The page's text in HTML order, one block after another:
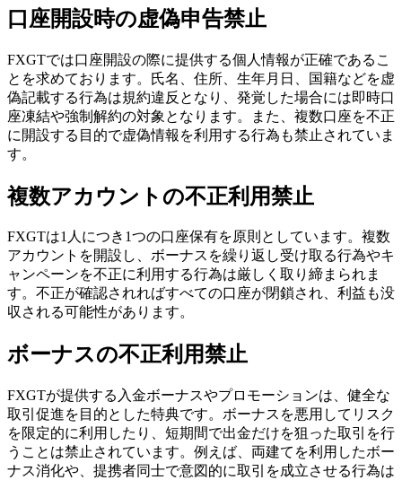
口座開設時の虚偽申告禁止
FXGTでは口座開設の際に提供する個人情報が正確であるこ
とを求めております。氏名、住所、生年月日、国籍などを虚
偽記載する行為は規約違反となり、発覚した場合には即時口
座凍結や強制解約の対象となります。また、複数口座を不正
に開設する目的で虚偽情報を利用する行為も禁止されていま
す。
複数アカウントの不正利用禁止
FXGTは1人につき1つの口座保有を原則としています。複数
アカウントを開設し、ボーナスを繰り返し受け取る行為やキ
ャンペーンを不正に利用する行為は厳しく取り締まられま
す。不正が確認されればすべての口座が閉鎖され、利益も没
収される可能性があります。
ボーナスの不正利用禁止
FXGTが提供する入金ボーナスやプロモーションは、健全な
取引促進を目的とした特典です。ボーナスを悪用してリスク
を限定的に利用したり、短期間で出金だけを狙った取引を行
うことは禁止されています。例えば、両建てを利用したボー
ナス消化や、提携者同士で意図的に取引を成立させる行為は